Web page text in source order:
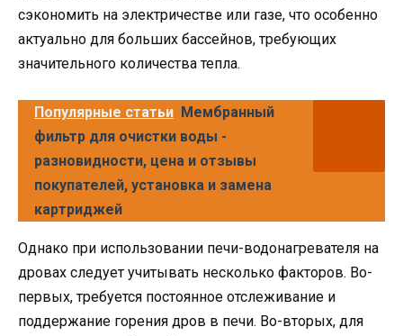
сэкономить на электричестве или газе, что особенно
актуально для больших бассейнов, требующих
значительного количества тепла.
Популярные статьи Мембранный
фильтр для очистки воды -
разновидности, цена и отзывы
покупателей, установка и замена
картриджей
Однако при использовании печи-водонагревателя на
дровах следует учитывать несколько факторов. Во-
первых, требуется постоянное отслеживание и
поддержание горения дров в печи. Во-вторых, для